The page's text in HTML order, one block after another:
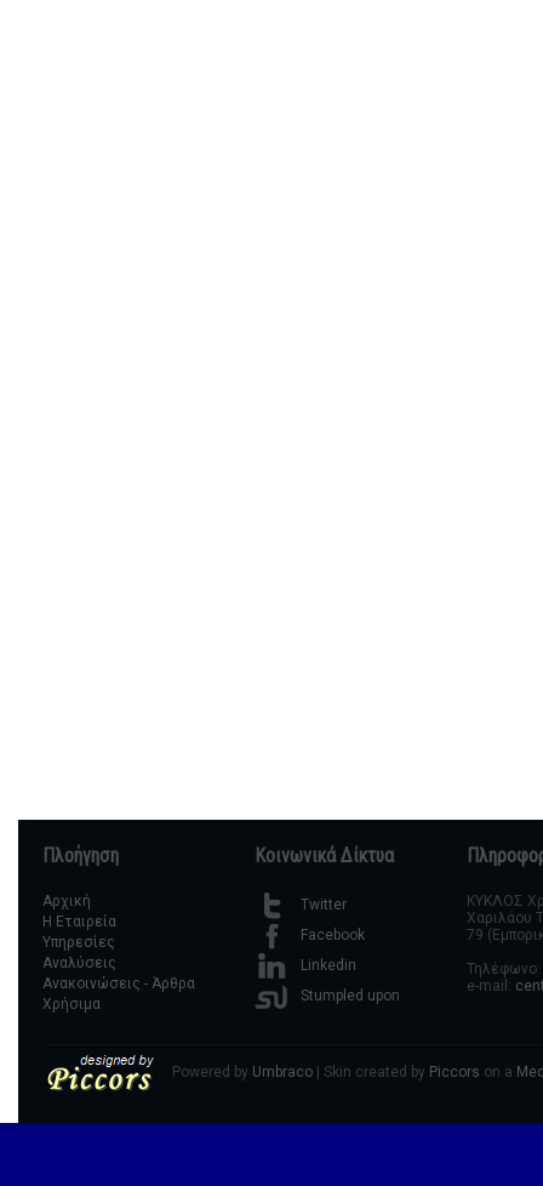
Πλοήγηση
Αρχική
Η Εταιρεία
Υπηρεσίες
Αναλύσεις
Ανακοινώσεις - Άρθρα
Χρήσιμα
Κοινωνικά Δίκτυα
Twitter
Facebook
Linkedin
Stumpled upon
ΚΥΚΛΟΣ
Χαριλάου
79
Τηλέφωνο:
e-mail:
Powered by Umbraco | Skin created by Piccors on a